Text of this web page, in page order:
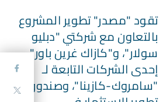
تقود "مصدر" تطوير المشروع
بالتعاون مع شركتي "دبليو
سولار"، و"كازاك غرين باور"
إحدى الشركات التابعة لـ
"سامروك-كازينا"، وصندوق